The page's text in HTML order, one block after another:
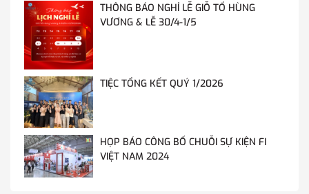
THÔNG BÁO NGHỈ LỄ GIỖ TỔ HÙNG
VƯƠNG & LỄ 30/4-1/5
TIỆC TỔNG KẾT QUÝ 1/2026
HỌP BÁO CÔNG BỐ CHUỖI SỰ KIỆN FI
VIỆT NAM 2024